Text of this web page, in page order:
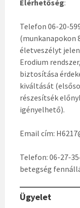
Elérhetőség:
Telefon 06-20-
(munkanapokon
életveszélyt
Erodium
biztosítása
kiváltását
részesítsék
igényelhető).
Email cím:
Telefon: 06-27-
betegség
Ügyelet